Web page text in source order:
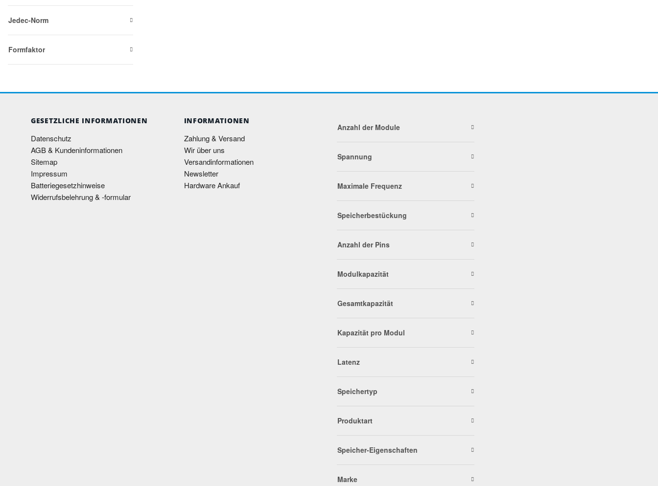
Jedec-Norm
Formfaktor
GESETZLICHE INFORMATIONEN
Datenschutz
AGB & Kundeninformationen
Sitemap
Impressum
Batteriegesetzhinweise
Widerrufsbelehrung & -formular
INFORMATIONEN
Zahlung & Versand
Wir über uns
Versandinformationen
Newsletter
Hardware Ankauf
Anzahl der Module
Spannung
Maximale Frequenz
Speicherbestückung
Anzahl der Pins
Modulkapazität
Gesamtkapazität
Kapazität pro Modul
Latenz
Speichertyp
Produktart
Speicher-Eigenschaften
Marke